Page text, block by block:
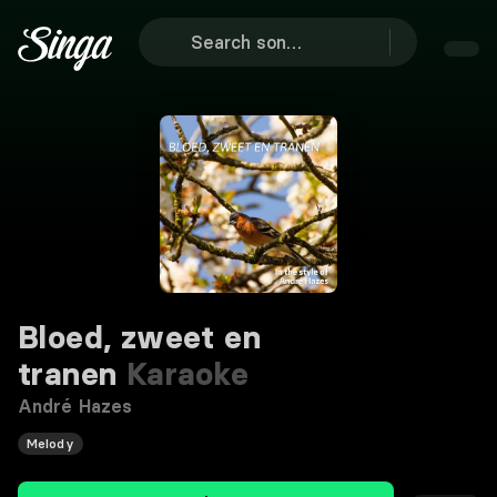
Bloed, zweet en
tranen Karaoke
André Hazes
Melody